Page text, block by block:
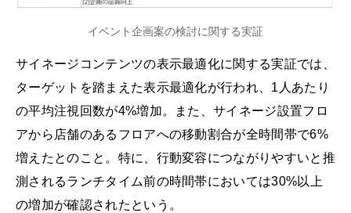
イベント企画案の検討に関する実証
サイネージコンテンツの表示最適化に関する実証では、
ターゲットを踏まえた表示最適化が行われ、1人あたり
の平均注視回数が4%増加。また、サイネージ設置フロ
アから店舗のあるフロアへの移動割合が全時間帯で6%
増えたとのこと。特に、行動変容につながりやすいと推
測されるランチタイム前の時間帯においては30%以上
の増加が確認されたという。